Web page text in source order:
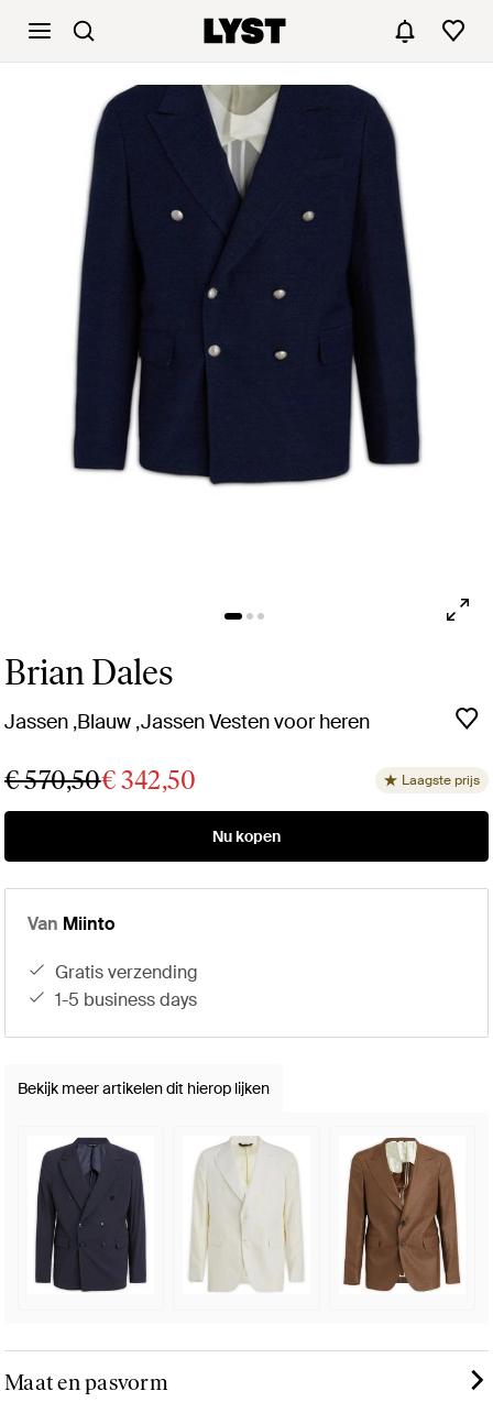
Brian Dales
Jassen ,Blauw ,Jassen Vesten voor heren
€ 570,50€ 342,50 Laagste prijs
Nu kopen
Van Miinto
gratis verzending
1-5 business days
Bekijk meer artikelen dit hierop lijken
Maat en pasvorm